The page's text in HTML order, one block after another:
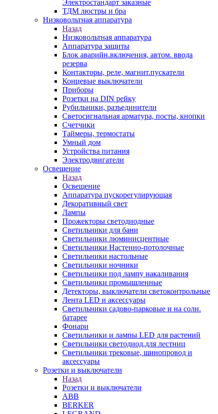
Электростандарт заказные
ТДМ люстры и бра
Низковольтная аппаратура
Назад
Низковольтная аппаратура
Аппаратура защиты
Блок аварийн.включения, автом. ввода
резерва
Контакторы, реле, магнит.пускатели
Концевые выключатели
Приборы
Розетки на DIN рейку
Рубильники, разъединители
Светосигнальная арматура, посты, кнопки
Счетчики
Таймеры, термостаты
Умный дом
Устройства питания
Электродвигатели
Освещение
Назад
Освещение
Аппаратура пускорегулирующая
Декоративный свет
Лампы
Прожекторы светодиодные
Светильники для бани
Светильники люминисцентные
Светильники Настенно-потолочные
Светильники настольные
Светильники ночники
Светильники под лампу накаливания
Светильники промышленные
Детекторы, выключатели светоконтрольные
Лента LED и аксессуары
Светильники садово-парковые и на солн.
батарее
Фонари
Светильники и лампы LED для растений
Светильники светодиод.для лестниц
Светильники трековые, шинопровод и
аксессуары
Розетки и выключатели
Назад
Розетки и выключатели
ABB
BERKER